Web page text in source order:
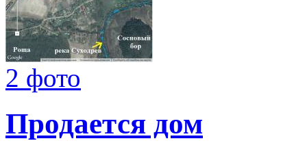
2 фото
Продается дом